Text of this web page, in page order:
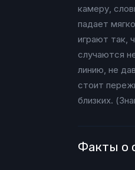
камеру,
падает
играют так,
случаются
линию, не
стоит
близких.
Факты о